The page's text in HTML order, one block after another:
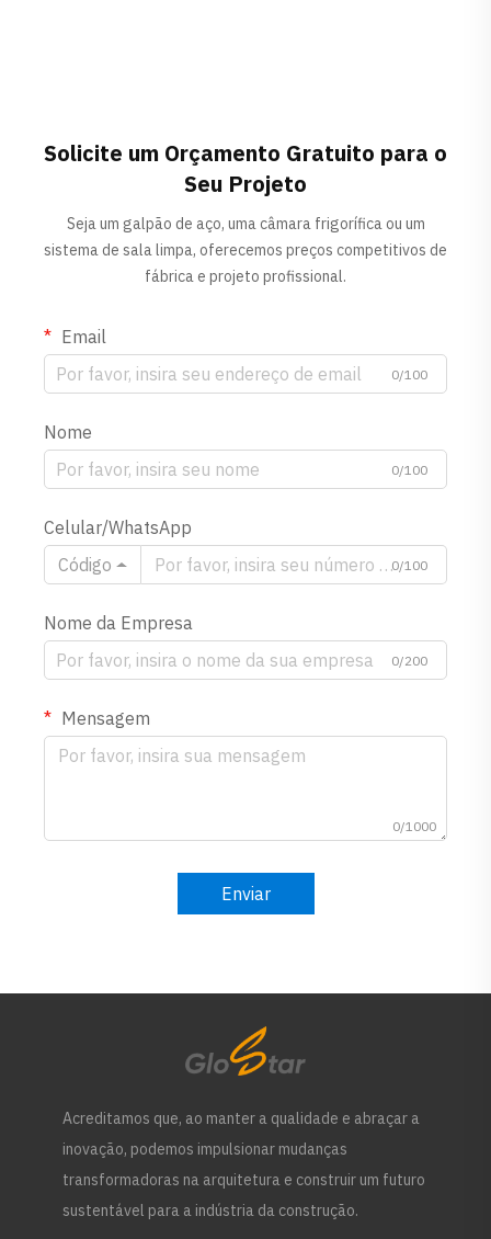
Solicite um Orçamento Gratuito para o
Seu Projeto
Seja um galpão de aço, uma câmara frigorífica ou um
sistema de sala limpa, oferecemos preços competitivos de
fábrica e projeto profissional.
Email
0/100
Nome
0/100
Celular/WhatsApp
Código
0/100
Nome da Empresa
0/200
Mensagem
0/1000
Enviar
Acreditamos que, ao manter a qualidade e abraçar a
inovação, podemos impulsionar mudanças
transformadoras na arquitetura e construir um futuro
sustentável para a indústria da construção.